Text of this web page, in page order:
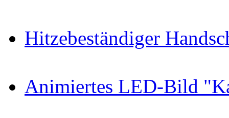
Hitzebeständiger
Animiertes LED-Bild